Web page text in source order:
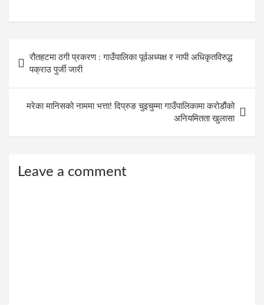
Post
navigation
रौतहटमा ठगी प्रकरण : गाउँपालिका पूर्वअध्यक्ष र नापी अधिकृतविरुद्ध
पक्राउ पुर्जी जारी
मरेका मानिसको नाममा भत्ता! दिप्रुङ चुइचुम्मा गाउँपालिकामा करोडौंको
अनियमितता खुलासा
Leave a comment